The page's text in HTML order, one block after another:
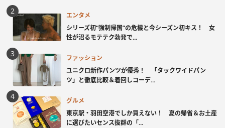
エンタメ
シリーズ初“強制帰国”の危機と今シーズン初キス！ 女
性が沼るモテテク勃発で...
ファッション
ユニクロ新作パンツが優秀！ 「タックワイドパン
ツ」と徹底比較＆着回しコーデ...
グルメ
東京駅・羽田空港でしか買えない！ 夏の帰省＆お土産
に選びたいセンス抜群の「...